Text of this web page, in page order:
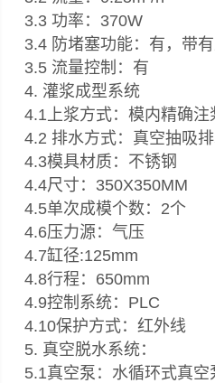
3.3 功率：370W
3.4 防堵塞功能：有，带
3.5 流量控制：有
4. 灌浆成型系统
4.1上浆方式：模内精确注
4.2 排水方式：真空抽吸
4.3模具材质：不锈钢
4.4尺寸：350X350MM
4.5单次成模个数：2个
4.6压力源：气压
4.7缸径:125mm
4.8行程：650mm
4.9控制系统：PLC
4.10保护方式：红外线
5. 真空脱水系统：
5.1真空泵：水循环式真空